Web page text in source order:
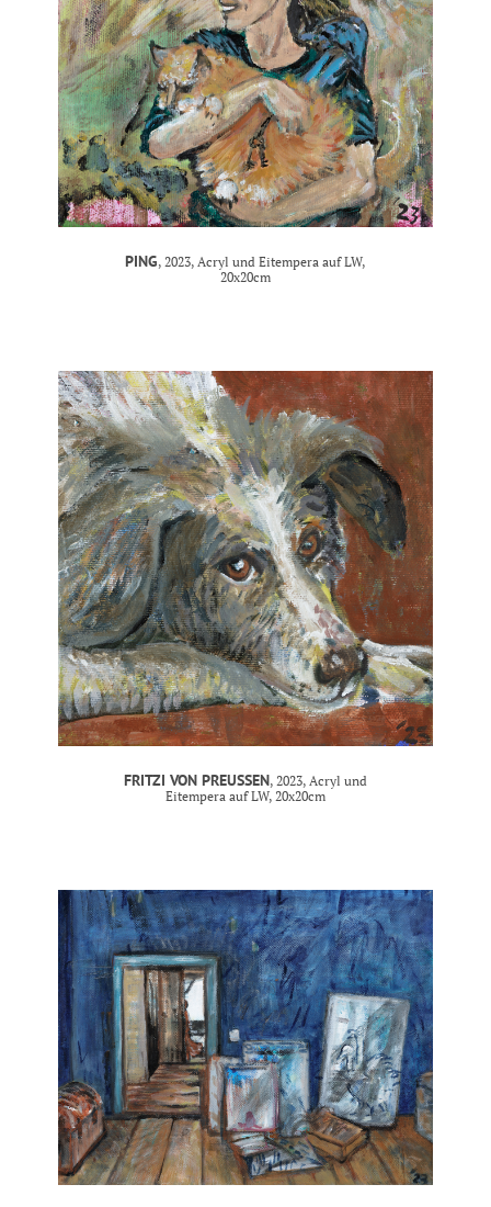
PING, 2023, Acryl und Eitempera auf LW,
20x20cm
FRITZI VON PREUSSEN
, 2023, Acryl und
Eitempera auf LW, 20x20cm